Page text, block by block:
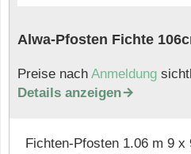
Alwa-Pfosten Fichte
Preise nach Anmeldung
Details anzeigen
Fichten-Pfosten 1.06 m 9 x